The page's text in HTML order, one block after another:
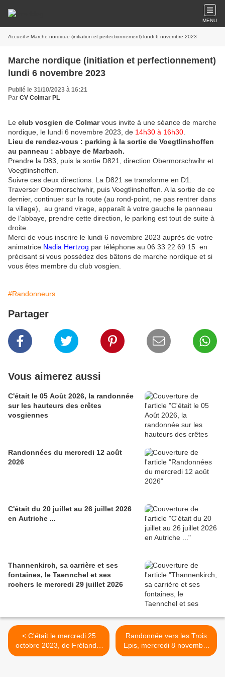
MENU
Accueil » Marche nordique (initiation et perfectionnement) lundi 6 novembre 2023
Marche nordique (initiation et perfectionnement)
lundi 6 novembre 2023
Publié le 31/10/2023 à 16:21
Par CV Colmar PL
Le club vosgien de Colmarvous invite à une séance de marche
nordique, le lundi 6 novembre 2023, de 14h30 à 16h30
Lieu de rendez-vous : parking à la sortie de Voegtlinshoffen
au panneau : abbaye de Marbach.
Prendre la D83, puis la sortie D821, direction Obermorschwihr et
Voegtlinshoffen.
Suivre ces deux directions. La D821 se transforme en D1.
Traverser Obermorschwhir, puis Voegtlinshoffen. A la sortie de ce
dernier, continuer sur la route (au rond-point, ne pas rentrer dans
la village), au grand virage, apparaît à votre gauche le panneau
de l’abbaye, prendre cette direction, le parking est tout de suite à
droite.
Merci de vous inscrire le lundi 6 novembre 2023 auprès de votre
animatrice Nadia Hertzog par téléphone au 06 33 22 69 15 en
précisant si vous possédez des bâtons de marche nordique et si
vous êtes membre du club vosgien.
#Randonneurs
Partager
Vous aimerez aussi
C'était le 05 Août 2026, la randonnée
sur les hauteurs des crêtes
vosgiennes
Randonnées du mercredi 12 août
2026
C'était du 20 juillet au 26 juillet 2026
en Autriche ...
Thannenkirch, sa carrière et ses
fontaines, le Taennchel et ses
rochers le mercredi 29 juillet 2026
< C'était le mercredi 25
octobre 2023, de Fréland à
Aubure
Randonnée vers les Trois
Epis, mercredi 8 novembre
2023 >